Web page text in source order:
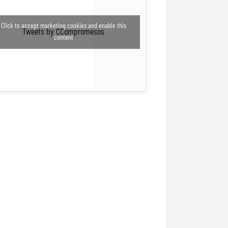
Tweets by CCompromesos
Click to accept marketing cookies and enable this
content